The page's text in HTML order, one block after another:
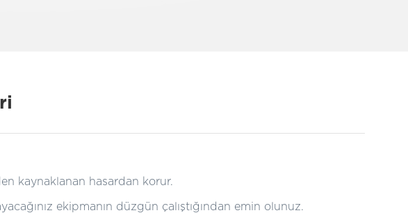
kaynaklanan hasardan korur.
ekipmanın düzgün çalıştığından emin olunuz.